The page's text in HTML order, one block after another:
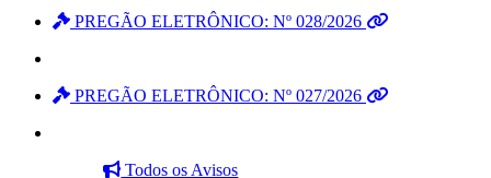
PREGÃO ELETRÔNICO: Nº 028/2026
PREGÃO ELETRÔNICO: Nº 027/2026
Todos os Avisos